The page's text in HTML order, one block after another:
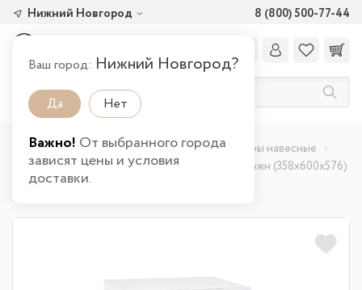
8 (800) 500-77-44
Нижний Новгород
Ваш город: Нижний Новгород?
Да Нет
Важно! От выбранного города
зависят цены и условия
доставки.
Главная Каталог товаров Кухня
Шкафы навесные
Шкаф верхний горизонтальный глубокий Фьюжн (358х600х576)
в Нижнем Новгороде